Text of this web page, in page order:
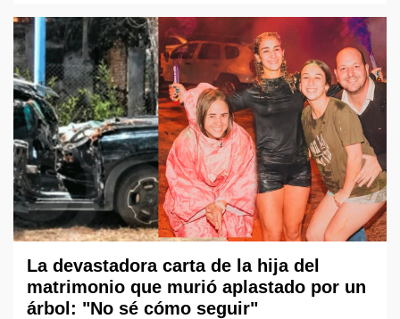
La devastadora carta de la hija del
matrimonio que murió aplastado por un
árbol: "No sé cómo seguir"